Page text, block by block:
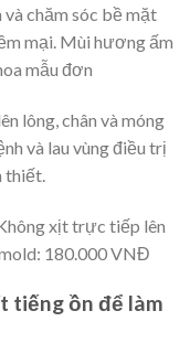
và chăm sóc bề mặt
mại. Mùi hương ấm
mẫu đơn
lông, chân và móng
và lau vùng điều trị
thiết.
xịt trực tiếp lên
180.000 VNĐ
tiếng ồn để làm